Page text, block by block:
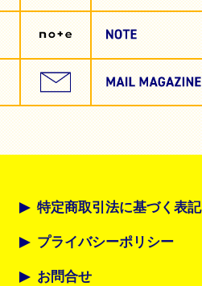
特定商取引法に基づく表記
プライバシーポリシー
お問合せ